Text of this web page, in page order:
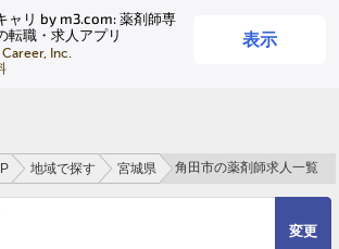
ャリ by m3.com: 薬剤師専
転職・求人アプリ
Career, Inc.
表示
ログイン
地域で探す 宮城県 角田市の薬剤師求人一覧
変更